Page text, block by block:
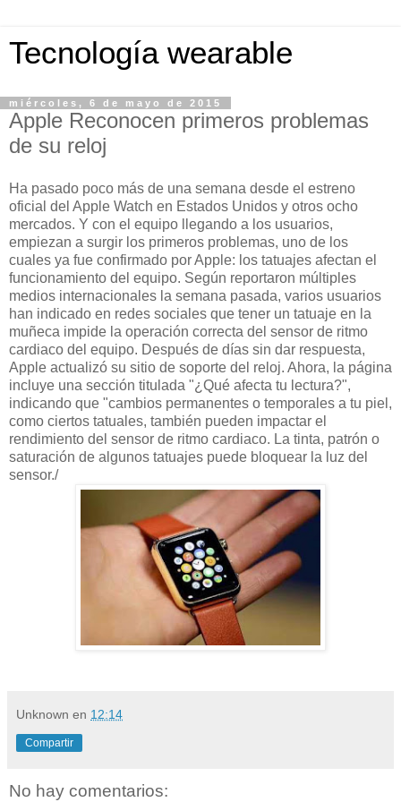
Tecnología wearable
miércoles, 6 de mayo de 2015
Apple Reconocen primeros problemas
de su reloj
Ha pasado poco más de una semana desde el estreno
oficial del Apple Watch en Estados Unidos y otros ocho
mercados. Y con el equipo llegando a los usuarios,
empiezan a surgir los primeros problemas, uno de los
cuales ya fue confirmado por Apple: los tatuajes afectan el
funcionamiento del equipo. Según reportaron múltiples
medios internacionales la semana pasada, varios usuarios
han indicado en redes sociales que tener un tatuaje en la
muñeca impide la operación correcta del sensor de ritmo
cardiaco del equipo. Después de días sin dar respuesta,
Apple actualizó su sitio de soporte del reloj. Ahora, la página
incluye una sección titulada "¿Qué afecta tu lectura?",
indicando que "cambios permanentes o temporales a tu piel,
como ciertos tatuales, también pueden impactar el
rendimiento del sensor de ritmo cardiaco. La tinta, patrón o
saturación de algunos tatuajes puede bloquear la luz del
sensor./
Unknown en 12:14
Compartir
No hay comentarios: